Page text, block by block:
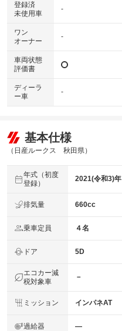
登録済
未使用車
-
ワン
オーナー
-
車両状態
評価書
ディーラ
ー車
-
基本仕様
（日産ルークス 秋田県）
年式（初度
登録）
2021(令和3)年
排気量 660cc
乗車定員 ４名
ドア 5D
エコカー減
税対象車
－
ミッション インパネAT
過給器 ―